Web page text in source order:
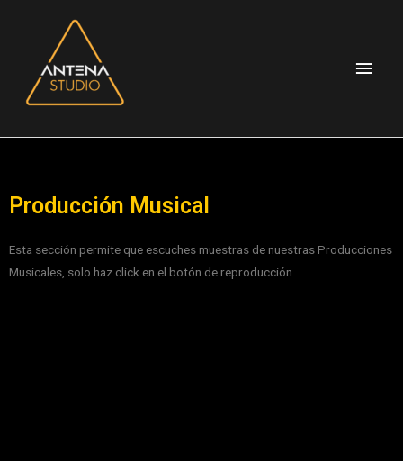
Producción Musical
Esta sección permite que escuches muestras de nuestras Producciones
Musicales, solo haz click en el botón de reproducción.